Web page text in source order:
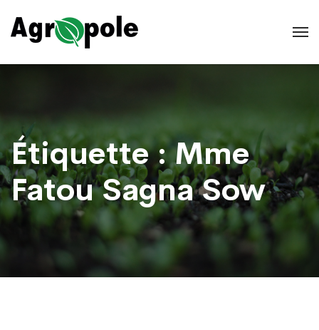
Étiquette :Mme
Fatou Sagna Sow